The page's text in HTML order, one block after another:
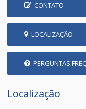
CONTATO
LOCALIZAÇÃO
PERGUNTAS
Localização